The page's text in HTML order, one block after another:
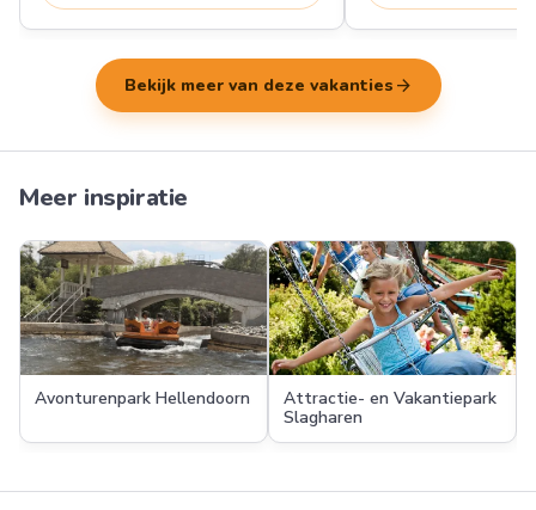
Bekijk meer van deze vakanties arrow_forward
Meer inspiratie
Avonturenpark Hellendoorn
Attractie- en Vakantiepark
Slagharen